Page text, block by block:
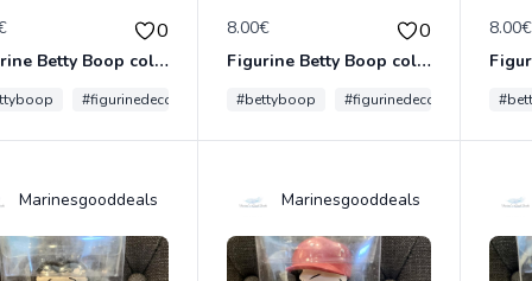
0
Figurine Betty Boop collection métier - danseuse classique neuve non deboxée
#figurinedecomics #figurinedebandedessinée
8.00€ 0
Figurine Betty Boop collection métier - danseuse de disco neuve non deboxée
#bettyboop #figurinedecomics
8.00€
Marinesgooddeals Marinesgooddeals